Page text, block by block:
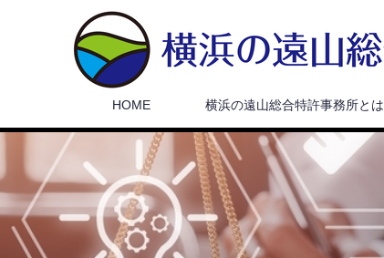
HOME 横浜の遠山総合特許事務所とは